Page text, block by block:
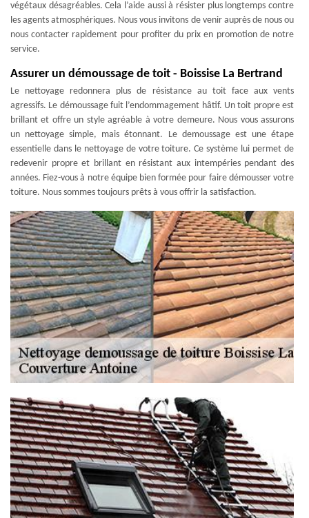
végétaux désagréables. Cela l’aide aussi à résister plus longtemps contre
les agents atmosphériques. Nous vous invitons de venir auprès de nous ou
nous contacter rapidement pour profiter du prix en promotion de notre
service.
Assurer un démoussage de toit - Boissise La Bertrand
Le nettoyage redonnera plus de résistance au toit face aux vents
agressifs. Le démoussage fuit l’endommagement hâtif. Un toit propre est
brillant et offre un style agréable à votre demeure. Nous vous assurons
un nettoyage simple, mais étonnant. Le demoussage est une étape
essentielle dans le nettoyage de votre toiture. Ce système lui permet de
redevenir propre et brillant en résistant aux intempéries pendant des
années. Fiez-vous à notre équipe bien formée pour faire démousser votre
toiture. Nous sommes toujours prêts à vous offrir la satisfaction.